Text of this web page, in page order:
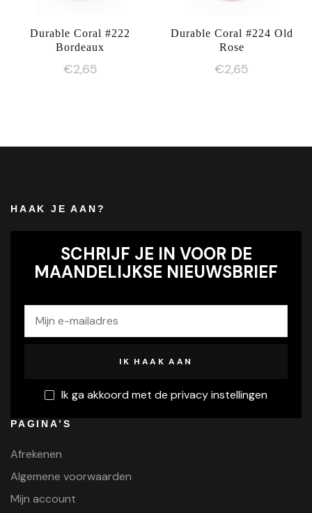
Durable Coral #222
Bordeaux
€2,65
Durable Coral #224 Old
Rose
€2,65
HAAK JE AAN?
SCHRIJF JE IN VOOR DE
MAANDELIJKSE NIEUWSBRIEF
Ik ga akkoord met de privacy instellingen
PAGINA’S
Afrekenen
Algemene voorwaarden
Mijn account